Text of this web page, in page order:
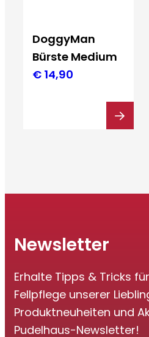
DoggyMan
Bürste Medium
€ 14,90
Newsletter
Erhalte Tipps & Tricks
Fellpflege unserer
Produktneuheiten und
Pudelhaus-Newsletter!